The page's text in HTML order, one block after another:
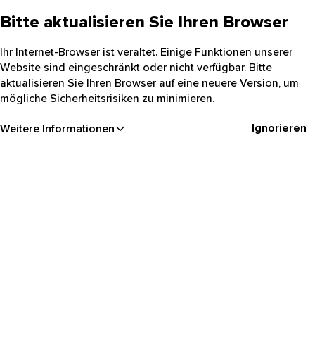
Bitte aktualisieren Sie Ihren Browser
Ihr Internet-Browser ist veraltet. Einige Funktionen unserer
Website sind eingeschränkt oder nicht verfügbar. Bitte
aktualisieren Sie Ihren Browser auf eine neuere Version, um
mögliche Sicherheitsrisiken zu minimieren.
Weitere Informationen Ignorieren